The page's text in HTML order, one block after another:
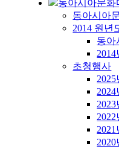
동아시아문화
동아시아
2014 원년
동아
초청행사
2025
2024
2023
2022
2021
2020